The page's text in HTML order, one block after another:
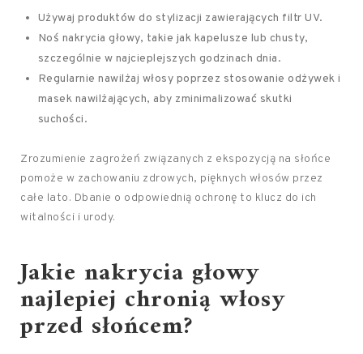
Używaj produktów do stylizacji zawierających filtr UV.
Noś nakrycia głowy, takie jak kapelusze lub chusty,
szczególnie w najcieplejszych godzinach dnia.
Regularnie nawilżaj włosy poprzez stosowanie odżywek i
masek nawilżających, aby zminimalizować skutki
suchości.
Zrozumienie zagrożeń związanych z ekspozycją na słońce
pomoże w zachowaniu zdrowych, pięknych włosów przez
całe lato. Dbanie o odpowiednią ochronę to klucz do ich
witalności i urody.
Jakie nakrycia głowy
najlepiej chronią włosy
przed słońcem?